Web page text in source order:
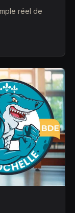
réel de